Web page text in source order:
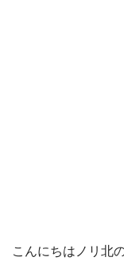
こんにちはノリ北